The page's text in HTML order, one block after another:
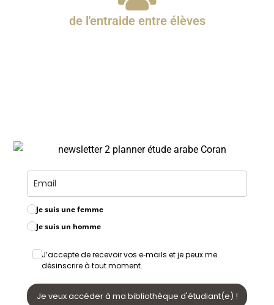
de l'entraide entre élèves
Je suis une femme
Je suis un homme
J’accepte de recevoir vos e‑mails et je peux me
désinscrire à tout moment.
Je veux accéder à ma bibliothèque d'étudiant(e) !